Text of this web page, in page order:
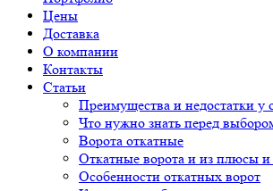
Цены
Доставка
О компании
Контакты
Статьи
Преимущества и недостатки у
Что нужно знать перед
Ворота откатные
Откатные ворота и из плюсы
Особенности откатных ворот